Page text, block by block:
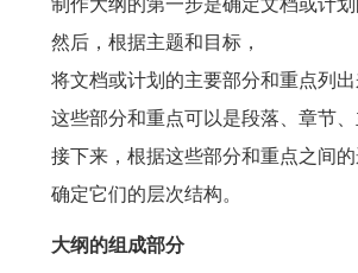
然后，根据主题和目标，
将文档或计划的主要部分和重点列出
这些部分和重点可以是段落、章节、
接下来，根据这些部分和重点之间的
确定它们的层次结构。
大纲的组成部分